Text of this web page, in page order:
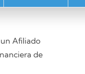
Afiliado
de